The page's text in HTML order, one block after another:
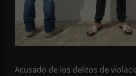
Acusado de los delitos de